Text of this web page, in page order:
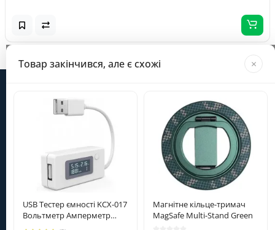
Товар закінчився, але є схожі ×
USB Тестер ємності KCX-017
Вольтметр Амперметр
(Білий)
Магнітне кільце-тримач
MagSafe Multi-Stand Green
Завантажується...
Інформація
Категорії
Особистий кабінет